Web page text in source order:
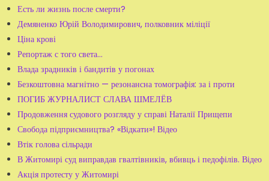
Есть ли жизнь после смерти?
Демяненко Юрій Володимирович, полковник міліції
Ціна крові
Репортаж с того света…
Влада зрадників і бандитів у погонах
Безкоштовна магнітно — резонансна томографія: за і проти
ПОГИБ ЖУРНАЛИСТ СЛАВА ШМЕЛЁВ
Продовження судового розгляду у справі Наталії Прищепи
Свобода підприємництва? «Відкати»! Відео
Втік голова сільради
В Житомирі суд виправдав гвалтівників, вбивць і педофілів. Відео
Акція протесту у Житомирі